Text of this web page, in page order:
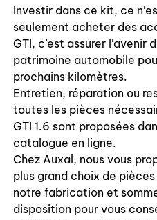
Investir dans ce kit, ce
seulement acheter des
GTI, c’est assurer l’avenir
patrimoine automobile
prochains kilomètres.
Entretien, réparation ou
toutes les pièces
GTI 1.6 sont proposées
catalogue en ligne.
Chez Auxal, nous vous
plus grand choix de
notre fabrication et
disposition pour vous